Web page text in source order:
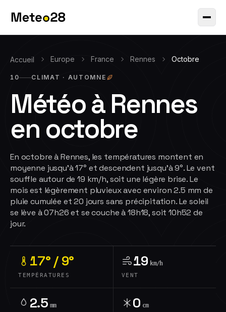
Accueil Europe France Rennes Octobre
10 CLIMAT · AUTOMNE
Météo àRennes
en octobre
En octobre à Rennes, les températures montent en
moyenne jusqu'à 17° et descendent jusqu'à 9°. Le vent
souffle autour de 19 km/h, soit une légère brise. Le
mois est légèrement pluvieux avec environ 2.5 mm de
pluie cumulée et 20 jours sans précipitation. Le soleil
se lève à 07h26 et se couche à 18h18, soit 10h52 de
jour.
17° / 9°
TEMPÉRATURES
19 km/h
VENT
2.5 mm 0 cm